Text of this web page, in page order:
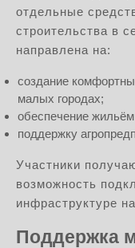
отдельные
строительства в
направлена на:
создание
малых городах;
обеспечение
поддержку
Участники
возможность
инфраструктуре
Поддержка